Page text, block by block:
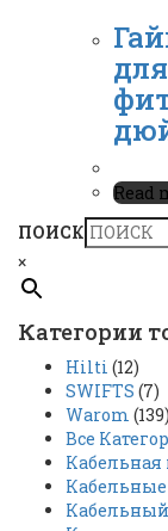
Read
ПОИСК
×
Категории
Hilti (12)
SWIFTS (7)
Warom (139)
Все